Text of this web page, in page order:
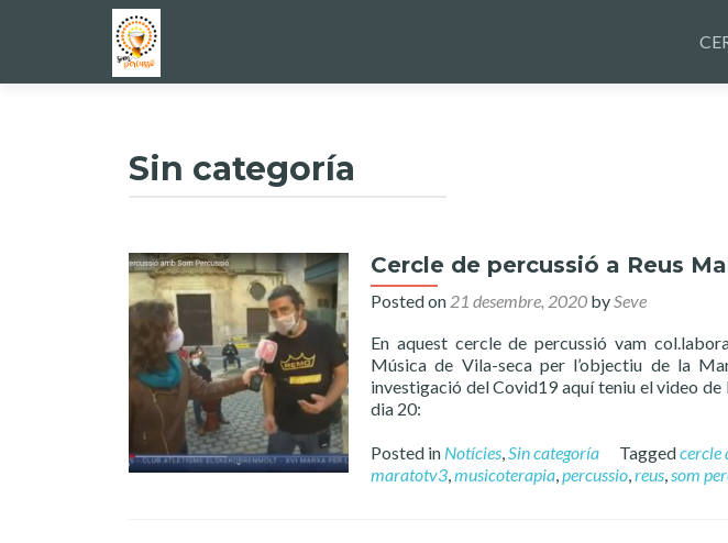
to
Sin categoría
Cercle de percussió a Reus
Posted on 21 desembre, 2020 bySeve
En aquest cercle de percussió vam
Música de Vila-seca per l’objectiu de la
investigació del Covid19 aquí teniu el video
dia 20:
Posted in Notícies,Sin categoría Taggedcercle
maratotv3,musicoterapia,percussio,reus,som